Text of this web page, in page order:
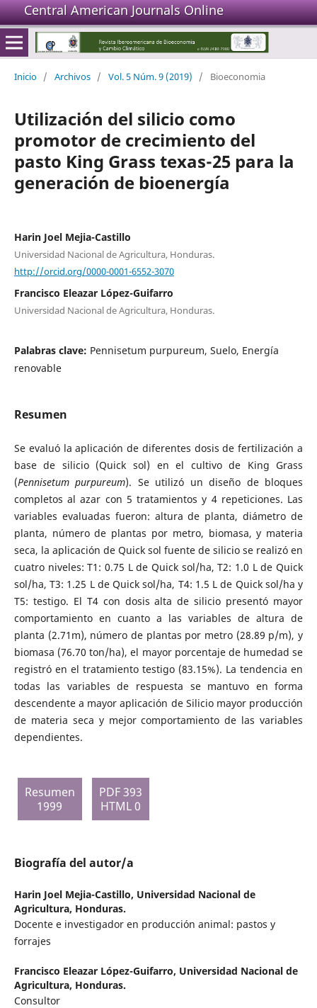
Central American Journals Online
Inicio / Archivos / Vol. 5 Núm. 9 (2019) / Bioeconomia
Utilización del silicio como
promotor de crecimiento del
pasto King Grass texas-25 para la
generación de bioenergía
Harin Joel Mejia-Castillo
Universidad Nacional de Agricultura, Honduras.
http://orcid.org/0000-0001-6552-3070
Francisco Eleazar López-Guifarro
Universidad Nacional de Agricultura, Honduras.
Palabras clave: Pennisetum purpureum, Suelo, Energía
renovable
Resumen
Se evaluó la aplicación de diferentes dosis de fertilización a
base de silicio (Quick sol) en el cultivo de King Grass
(Pennisetum purpureum). Se utilizó un diseño de bloques
completos al azar con 5 tratamientos y 4 repeticiones. Las
variables evaluadas fueron: altura de planta, diámetro de
planta, número de plantas por metro, biomasa, y materia
seca, la aplicación de Quick sol fuente de silicio se realizó en
cuatro niveles: T1: 0.75 L de Quick sol/ha, T2: 1.0 L de Quick
sol/ha, T3: 1.25 L de Quick sol/ha, T4: 1.5 L de Quick sol/ha y
T5: testigo. El T4 con dosis alta de silicio presentó mayor
comportamiento en cuanto a las variables de altura de
planta (2.71m), número de plantas por metro (28.89 p/m), y
biomasa (76.70 ton/ha), el mayor porcentaje de humedad se
registró en el tratamiento testigo (83.15%). La tendencia en
todas las variables de respuesta se mantuvo en forma
descendente a mayor aplicación de Silicio mayor producción
de materia seca y mejor comportamiento de las variables
dependientes.
Resumen
1999
PDF 393
HTML 0
Biografía del autor/a
Harin Joel Mejia-Castillo, Universidad Nacional de
Agricultura, Honduras.
Docente e investigador en producción animal: pastos y
forrajes
Francisco Eleazar López-Guifarro, Universidad Nacional de
Agricultura, Honduras.
Consultor